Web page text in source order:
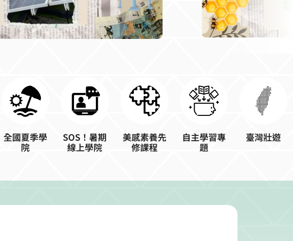
全國夏季學
院
SOS！暑期
線上學院
美感素養先
修課程
自主學習專
題
臺灣壯遊